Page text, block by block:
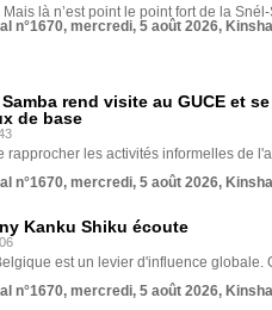
Mais là n’est point le point fort de la
n°1670, mercredi, 5 août 2026,
rend visite au GUCE et
de base
rapprocher les activités informelles de
n°1670, mercredi, 5 août 2026,
Kanku Shiku écoute
est un levier d'influence globale.
n°1670, mercredi, 5 août 2026,